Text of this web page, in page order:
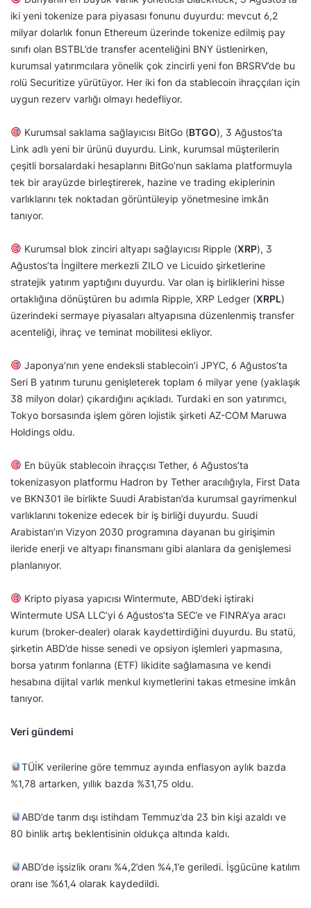
iki yeni tokenize para piyasası fonunu duyurdu: mevcut 6,2
milyar dolarlık fonun Ethereum üzerinde tokenize edilmiş pay
sınıfı olan BSTBL’de transfer acenteliğini BNY üstlenirken,
kurumsal yatırımcılara yönelik çok zincirli yeni fon BRSRV’de bu
rolü Securitize yürütüyor. Her iki fon da stablecoin ihraççıları için
uygun rezerv varlığı olmayı hedefliyor.
Kurumsal saklama sağlayıcısı BitGo (BTGO), 3 Ağustos’ta
Link adlı yeni bir ürünü duyurdu. Link, kurumsal müşterilerin
çeşitli borsalardaki hesaplarını BitGo’nun saklama platformuyla
tek bir arayüzde birleştirerek, hazine ve trading ekiplerinin
varlıklarını tek noktadan görüntüleyip yönetmesine imkân
tanıyor.
Kurumsal blok zinciri altyapı sağlayıcısı Ripple (XRP), 3
Ağustos’ta İngiltere merkezli ZILO ve Licuido şirketlerine
stratejik yatırım yaptığını duyurdu. Var olan iş birliklerini hisse
ortaklığına dönüştüren bu adımla Ripple, XRP Ledger (XRPL)
üzerindeki sermaye piyasaları altyapısına düzenlenmiş transfer
acenteliği, ihraç ve teminat mobilitesi ekliyor.
Japonya’nın yene endeksli stablecoin’i JPYC, 6 Ağustos’ta
Seri B yatırım turunu genişleterek toplam 6 milyar yene (yaklaşık
38 milyon dolar) çıkardığını açıkladı. Turdaki en son yatırımcı,
Tokyo borsasında işlem gören lojistik şirketi AZ-COM Maruwa
Holdings oldu.
En büyük stablecoin ihraççısı Tether, 6 Ağustos’ta
tokenizasyon platformu Hadron by Tether aracılığıyla, First Data
ve BKN301 ile birlikte Suudi Arabistan’da kurumsal gayrimenkul
varlıklarını tokenize edecek bir iş birliği duyurdu. Suudi
Arabistan’ın Vizyon 2030 programına dayanan bu girişimin
ileride enerji ve altyapı finansmanı gibi alanlara da genişlemesi
planlanıyor.
Kripto piyasa yapıcısı Wintermute, ABD’deki iştiraki
Wintermute USA LLC’yi 6 Ağustos’ta SEC’e ve FINRA’ya aracı
kurum (broker-dealer) olarak kaydettirdiğini duyurdu. Bu statü,
şirketin ABD’de hisse senedi ve opsiyon işlemleri yapmasına,
borsa yatırım fonlarına (ETF) likidite sağlamasına ve kendi
hesabına dijital varlık menkul kıymetlerini takas etmesine imkân
tanıyor.
Veri gündemi
TÜİK verilerine göre temmuz ayında enflasyon aylık bazda
%1,78 artarken, yıllık bazda %31,75 oldu.
ABD’de tarım dışı istihdam Temmuz’da 23 bin kişi azaldı ve
80 binlik artış beklentisinin oldukça altında kaldı.
ABD’de işsizlik oranı %4,2’den %4,1’e geriledi. İşgücüne katılım
oranı ise %61,4 olarak kaydedildi.